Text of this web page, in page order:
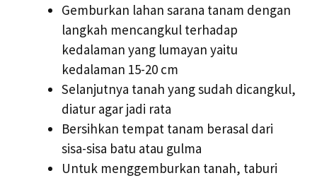
Gemburkan lahan sarana tanam dengan
langkah mencangkul terhadap
kedalaman yang lumayan yaitu
kedalaman 15-20 cm
Selanjutnya tanah yang sudah dicangkul,
diatur agar jadi rata
Bersihkan tempat tanam berasal dari
sisa-sisa batu atau gulma
Untuk menggemburkan tanah, taburi